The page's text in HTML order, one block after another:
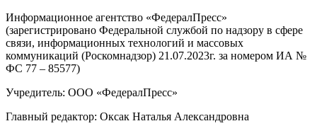
Информационное агентство «ФедералПресс»
(зарегистрировано Федеральной службой по надзору в сфере
связи, информационных технологий и массовых
коммуникаций (Роскомнадзор) 21.07.2023г. за номером ИА №
ФС 77 – 85577)
Учредитель: ООО «ФедералПресс»
Главный редактор: Оксак Наталья Александровна